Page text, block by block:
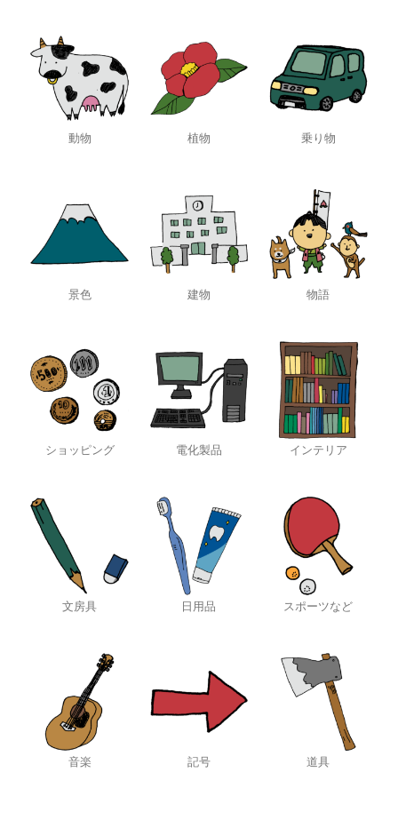
動物 植物 乗り物
景色 建物 物語
ショッピング 電化製品 インテリア
文房具 日用品 スポーツなど
音楽 記号 道具